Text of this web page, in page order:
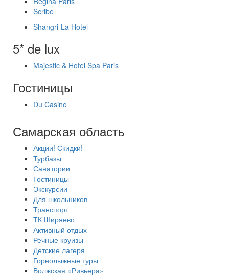
Scribe
Shangri-La Hotel
5* de lux
Majestic & Hotel Spa Paris
Гостиницы
Du Casino
Самарская область
Акции! Скидки!
Турбазы
Санатории
Гостиницы
Экскурсии
Для школьников
Транспорт
ТК Ширяево
Активный отдых
Речные круизы
Детские лагеря
Горнолыжные туры
Волжская «Ривьера»